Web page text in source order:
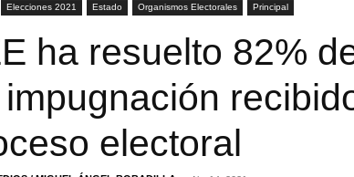
Elecciones 2021 Estado Organismos Electorales Principal
ha resuelto 82%
electoral